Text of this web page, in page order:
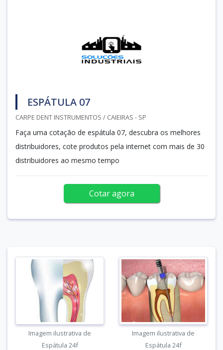
ESPÁTULA 07
CARPE DENT INSTRUMENTOS / CAIEIRAS - SP
Faça uma cotação de espátula 07, descubra os melhores
distribuidores, cote produtos pela internet com mais de 30
distribuidores ao mesmo tempo
Cotar agora
Imagem ilustrativa de
Espátula 24f
Imagem ilustrativa de
Espátula 24f